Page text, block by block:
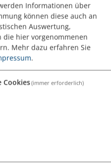
Ries
Behördenwegweiser
MONHEIM
Informationen über
können diese auch an
Auswertung,
hier vorgenommenen
Mehr dazu erfahren Sie
.
Cookies(immer erforderlich)